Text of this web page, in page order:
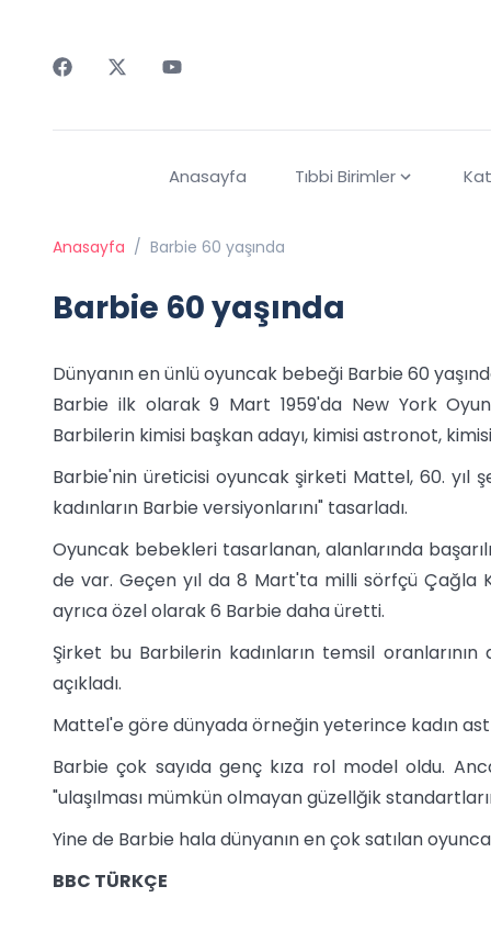
Anasayfa Tıbbi Birimler
Anasayfa / Barbie 60 yaşında
Barbie 60 yaşında
Dünyanın en ünlü oyuncak bebeği Barbie 60
Barbie ilk olarak 9 Mart 1959'da New York
Barbilerin kimisi başkan adayı, kimisi astronot, kimisi
Barbie'nin üreticisi oyuncak şirketi Mattel, 60. yıl
kadınların Barbie versiyonlarını" tasarladı.
Oyuncak bebekleri tasarlanan, alanlarında
de var. Geçen yıl da 8 Mart'ta milli sörfçü Çağla
ayrıca özel olarak 6 Barbie daha üretti.
Şirket bu Barbilerin kadınların temsil
açıkladı.
Mattel'e göre dünyada örneğin yeterince kadın
Barbie çok sayıda genç kıza rol model oldu.
"ulaşılması mümkün olmayan güzellğik
Yine de Barbie hala dünyanın en çok satılan
BBC TÜRKÇE